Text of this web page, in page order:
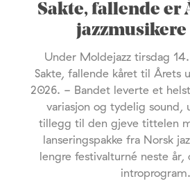
Sakte, fallende er
Under Moldejazz tirsdag
Sakte, fallende kåret til Årets
2026. - Bandet leverte et
variasjon og tydelig sound,
tillegg til den gjeve tittelen
lanseringspakke fra Norsk
lengre festivalturné neste
introprogram.